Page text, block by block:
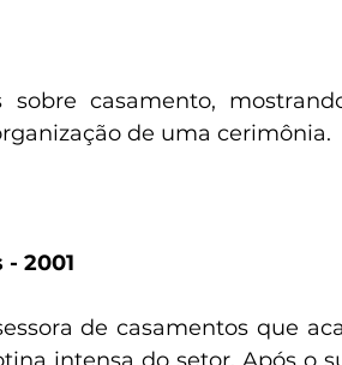
casamento,
de uma cerimônia.
2001
de casamentos que